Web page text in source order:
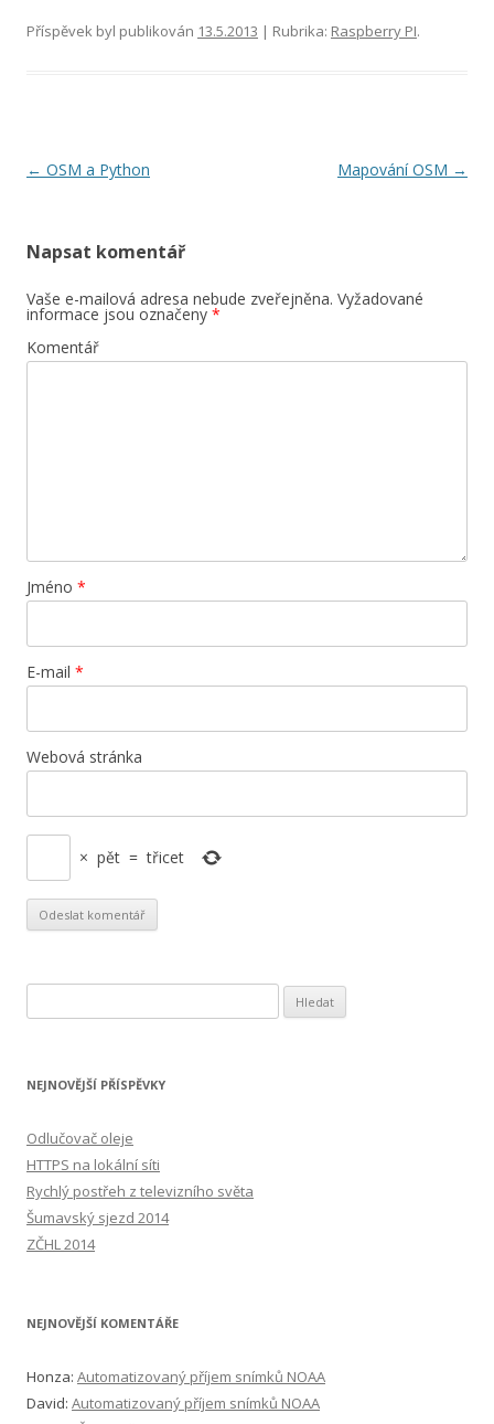
Příspěvek byl publikován 13.5.2013 | Rubrika: Raspberry PI.
Navigace
← OSM a Python Mapování OSM →
Napsat komentář
Vaše e-mailová adresa nebude zveřejněna. Vyžadované
informace jsou označeny *
Komentář
Jméno *
E-mail *
Webová stránka
× pět = třicet
NEJNOVĚJŠÍ PŘÍSPĚVKY
Odlučovač oleje
HTTPS na lokální síti
Rychlý postřeh z televizního světa
Šumavský sjezd 2014
ZČHL 2014
NEJNOVĚJŠÍ KOMENTÁŘE
Honza: Automatizovaný příjem snímků NOAA
David: Automatizovaný příjem snímků NOAA